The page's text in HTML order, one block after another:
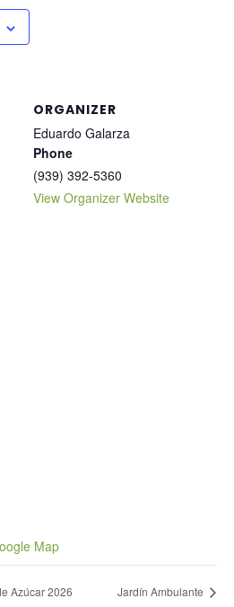
ORGANIZER
Eduardo Galarza
Phone
(939) 392-5360
View Organizer Website
Map
Azúcar 2026 Jardín Ambulante